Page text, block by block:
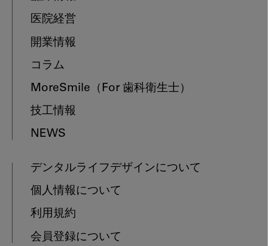
医院経営
開業情報
コラム
MoreSmile （For 歯科衛生士）
技工情報
NEWS
デンタルライフデザインについて
個人情報について
利用規約
会員登録について